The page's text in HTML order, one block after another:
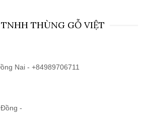
THÙNG GỖ VIỆT
Nai - +84989706711
-